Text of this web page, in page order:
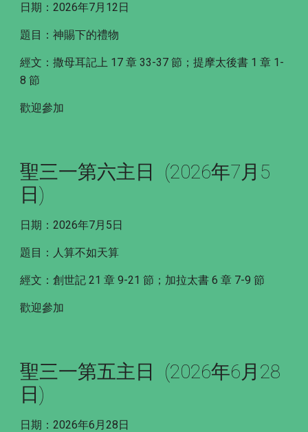
日期：2026年7月12日
題目：神賜下的禮物
經文：撒母耳記上 17 章 33-37 節；提摩太後書 1 章 1-
8 節
歡迎參加
聖三一第六主日 (2026年7月5
日)
日期：2026年7月5日
題目：人算不如天算
經文：創世記 21 章 9-21 節；加拉太書 6 章 7-9 節
歡迎參加
聖三一第五主日 (2026年6月28
日)
日期：2026年6月28日